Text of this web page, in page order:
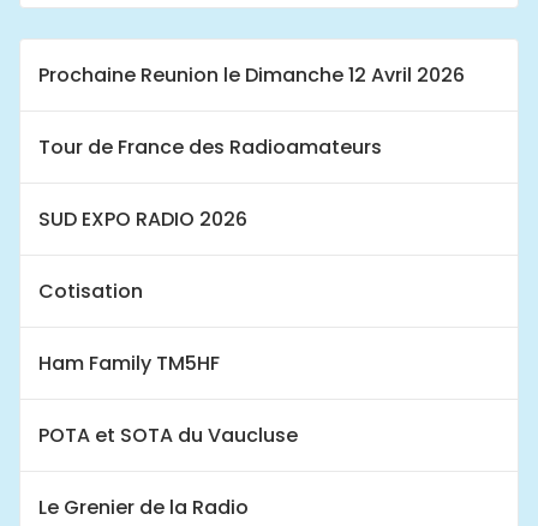
Prochaine Reunion le Dimanche 12 Avril 2026
Tour de France des Radioamateurs
SUD EXPO RADIO 2026
Cotisation
Ham Family TM5HF
POTA et SOTA du Vaucluse
Le Grenier de la Radio